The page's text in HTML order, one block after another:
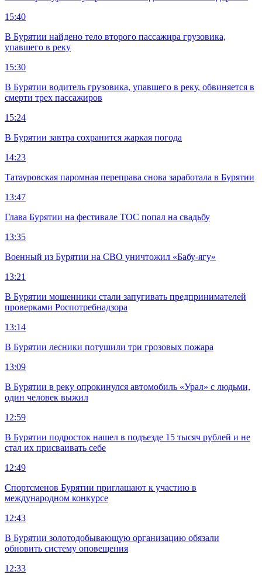
15:40
В Бурятии найдено тело второго пассажира грузовика,
упавшего в реку
15:30
В Бурятии водитель грузовика, упавшего в реку, обвиняется в
смерти трех пассажиров
15:24
В Бурятии завтра сохранится жаркая погода
14:23
Татауровская паромная переправа снова заработала в Бурятии
13:47
Глава Бурятии на фестивале ТОС попал на свадьбу
13:35
Военный из Бурятии на СВО уничтожил «Бабу-ягу»
13:21
В Бурятии мошенники стали запугивать предпринимателей
проверками Роспотребнадзора
13:14
В Бурятии лесники потушили три грозовых пожара
13:09
В Бурятии в реку опрокинулся автомобиль «Урал» с людьми,
один человек выжил
12:59
В Бурятии подросток нашел в подъезде 15 тысяч рублей и не
стал их присваивать себе
12:49
Спортсменов Бурятии приглашают к участию в
международном конкурсе
12:43
В Бурятии золотодобывающую организацию обязали
обновить систему оповещения
12:33